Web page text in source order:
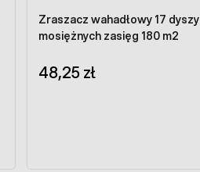
Zraszacz wahadłowy 17 dyszy
mosiężnych zasięg 180 m2
48,25 zł